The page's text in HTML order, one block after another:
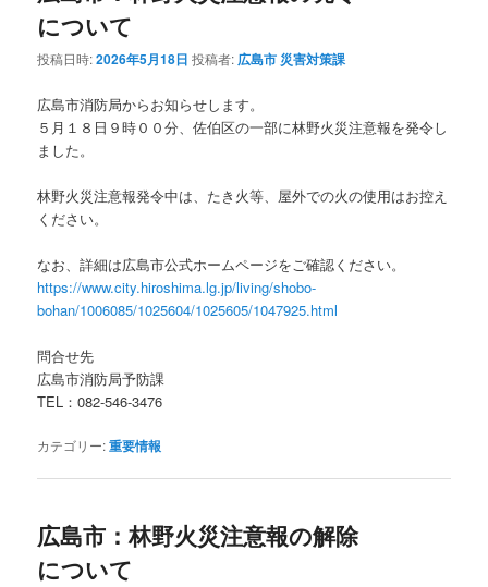
について
投稿日時:2026年5月18日 投稿者: 広島市 災害対策課
広島市消防局からお知らせします。
５月１８日９時００分、佐伯区の一部に林野火災注意報を発令し
ました。
林野火災注意報発令中は、たき火等、屋外での火の使用はお控え
ください。
なお、詳細は広島市公式ホームページをご確認ください。
https://www.city.hiroshima.lg.jp/living/shobo-
bohan/1006085/1025604/1025605/1047925.html
問合せ先
広島市消防局予防課
TEL：082-546-3476
カテゴリー:重要情報
広島市：林野火災注意報の解除
について